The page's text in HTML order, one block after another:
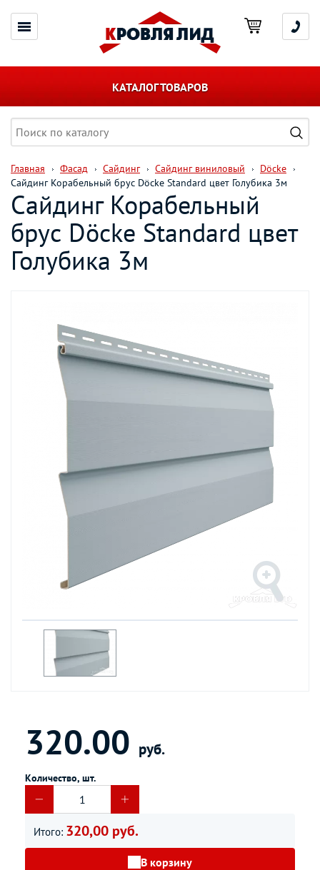
КАТАЛОГ ТОВАРОВ
Главная Фасад Сайдинг Сайдинг виниловый
Döcke
Сайдинг Корабельный брус Döcke Standard цвет Голубика 3м
Сайдинг Корабельный
брус Döcke Standard цвет
Голубика 3м
320.00 руб.
Количество, шт.
Итого: 320,00 руб.
В корзину